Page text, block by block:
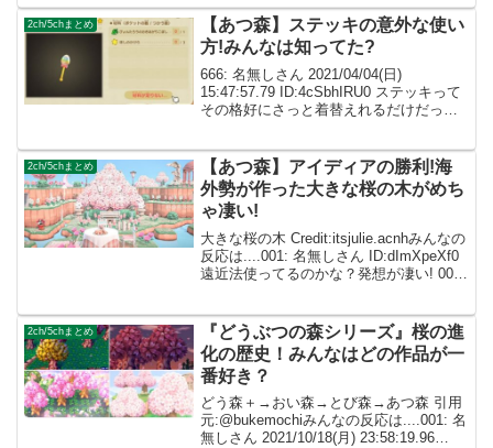
2ch/5chまとめ
【あつ森】ステッキの意外な使い
方!みんなは知ってた?
666: 名無しさん 2021/04/04(日)
15:47:57.79 ID:4cSbhIRU0 ステッキって
その格好にさっと着替えれるだけだった
2021/04/0...
2ch/5chまとめ
【あつ森】アイディアの勝利!海
外勢が作った大きな桜の木がめち
ゃ凄い!
大きな桜の木 Credit:itsjulie.acnhみんなの
反応は....001: 名無しさん ID:dImXpeXf0
遠近法使ってるのかな？発想が凄い! 002:
2ch/5chまとめ
『どうぶつの森シリーズ』桜の進
化の歴史！みんなはどの作品が一
番好き？
どう森＋→おい森→とび森→あつ森 引用
元:@bukemochiみんなの反応は....001: 名
無しさん 2021/10/18(月) 23:58:19.96